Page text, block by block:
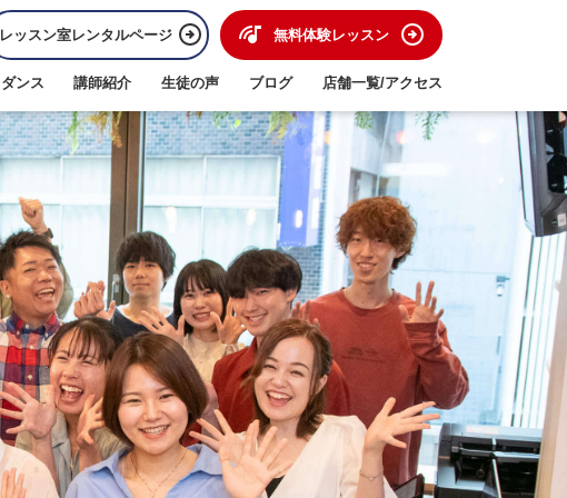
レッスン室レンタルページ 無料体験レッスン
ダンス 講師紹介 生徒の声 ブログ 店舗一覧/アクセス